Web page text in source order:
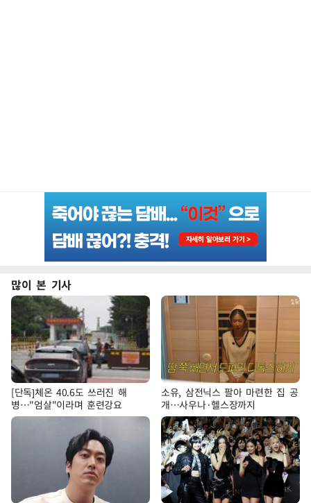
많이 본 기사
[단독]체온 40.6도 쓰러진 해
병…"엄살"이라며 훈련강요
소유, 삼전닉스 팔아 마련한 집 공
개…사우나·헬스장까지